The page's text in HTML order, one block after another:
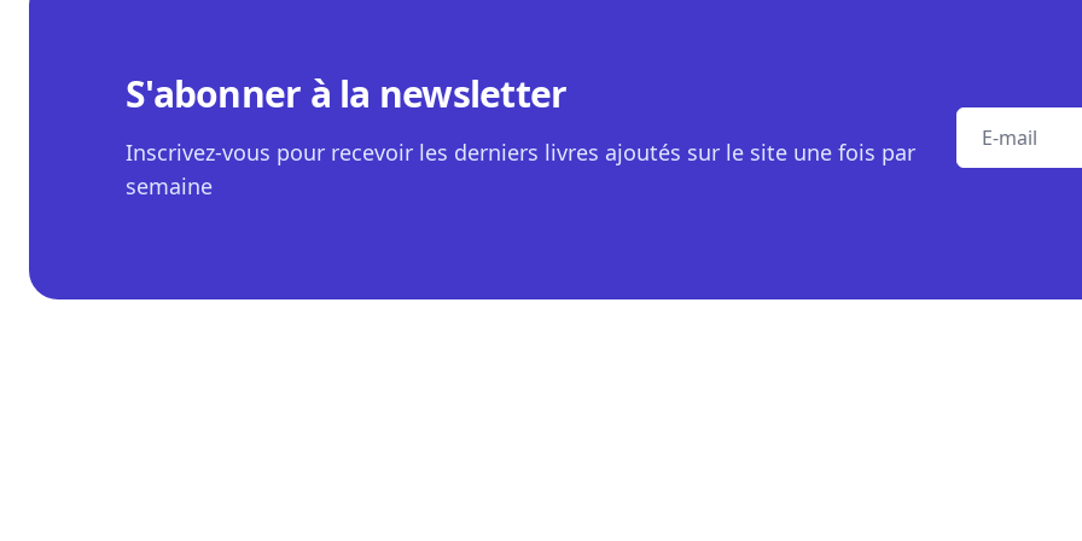
S'abonner à la newsletter
Inscrivez-vous pour recevoir les derniers livres ajoutés sur le site une fois par
semaine
E-mail